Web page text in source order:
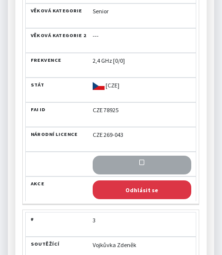
Senior
---
2,4 GHz [0/0]
[CZE]
CZE 78925
CZE 269-043
Odhlásit se
3
Vojkůvka Zdeněk